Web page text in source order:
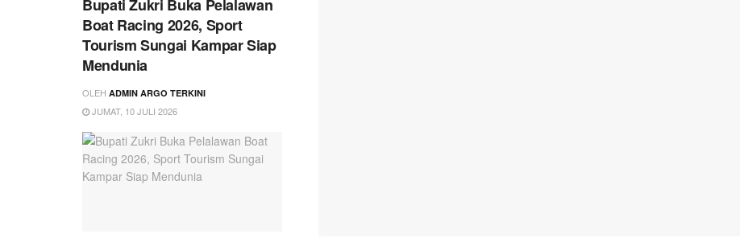
Bupati Zukri Buka Pelalawan
Boat Racing 2026, Sport
Tourism Sungai Kampar Siap
Mendunia
OLEH ADMIN ARGO TERKINI
JUMAT, 10 JULI 2026